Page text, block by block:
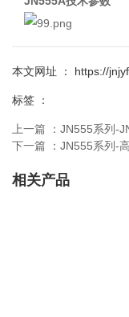
本文网址 ： https://
标签 ：
上一篇 ： JN555系列-
下一篇 ： JN555系列-
相关产品